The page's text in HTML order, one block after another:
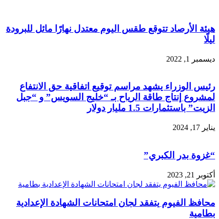
هيئة الأرصاد تتوقع طقس اليوم معتدل نهارًا مائل للبرودة
ليلًا
ديسمبر 1, 2022
رئيس الوزراء يشهد مراسم توقيع اتفاقية حق الانتفاع
لمشروع إنتاج طاقة الرياح بـ “خليج السويس” و “جبل
الزيت” باستثمارات 1.5 مليار دولار
يناير 17, 2024
“غزوة بدر الكبري”
أكتوبر 21, 2023
محافظ الفيوم يتفقد لجان امتحانات الشهادة الإعدادية
بطامية